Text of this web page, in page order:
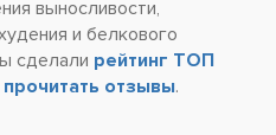
выносливости,
и белкового
сделали рейтинг ТОП
прочитать отзывы.